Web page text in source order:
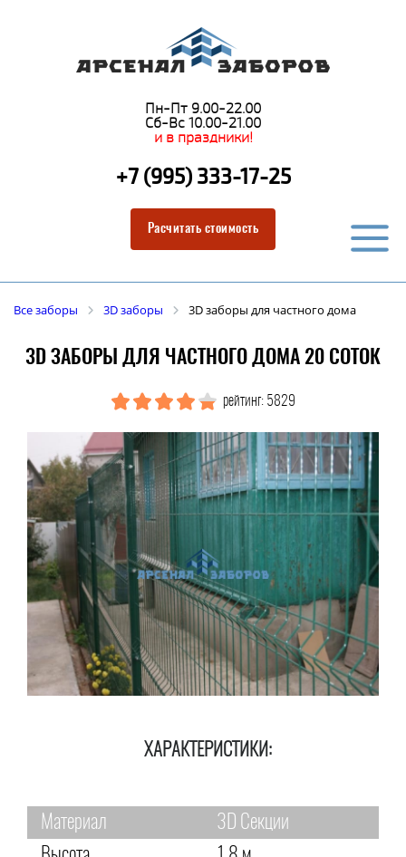
Пн-Пт 9.00-22.00
Сб-Вс 10.00-21.00
и в праздники!
+7 (995) 333-17-25
Расчитать стоимость
Все заборы 3D заборы 3D заборы для частного дома
3D ЗАБОРЫ ДЛЯ ЧАСТНОГО ДОМА 20 СОТОК
рейтинг: 5829
ХАРАКТЕРИСТИКИ:
Материал
3D Секции